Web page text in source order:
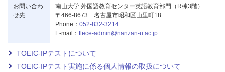
お問い合わ
せ先
南山大学 外国語教育センター英語教育部門（R棟3階）
〒466-8673 名古屋市昭和区山里町18
Phone： 052-832-3214
E-mail： flece-admin@nanzan-u.ac.jp
TOEIC-IPテストについて
TOEIC-IPテスト実施に係る個人情報の取扱について